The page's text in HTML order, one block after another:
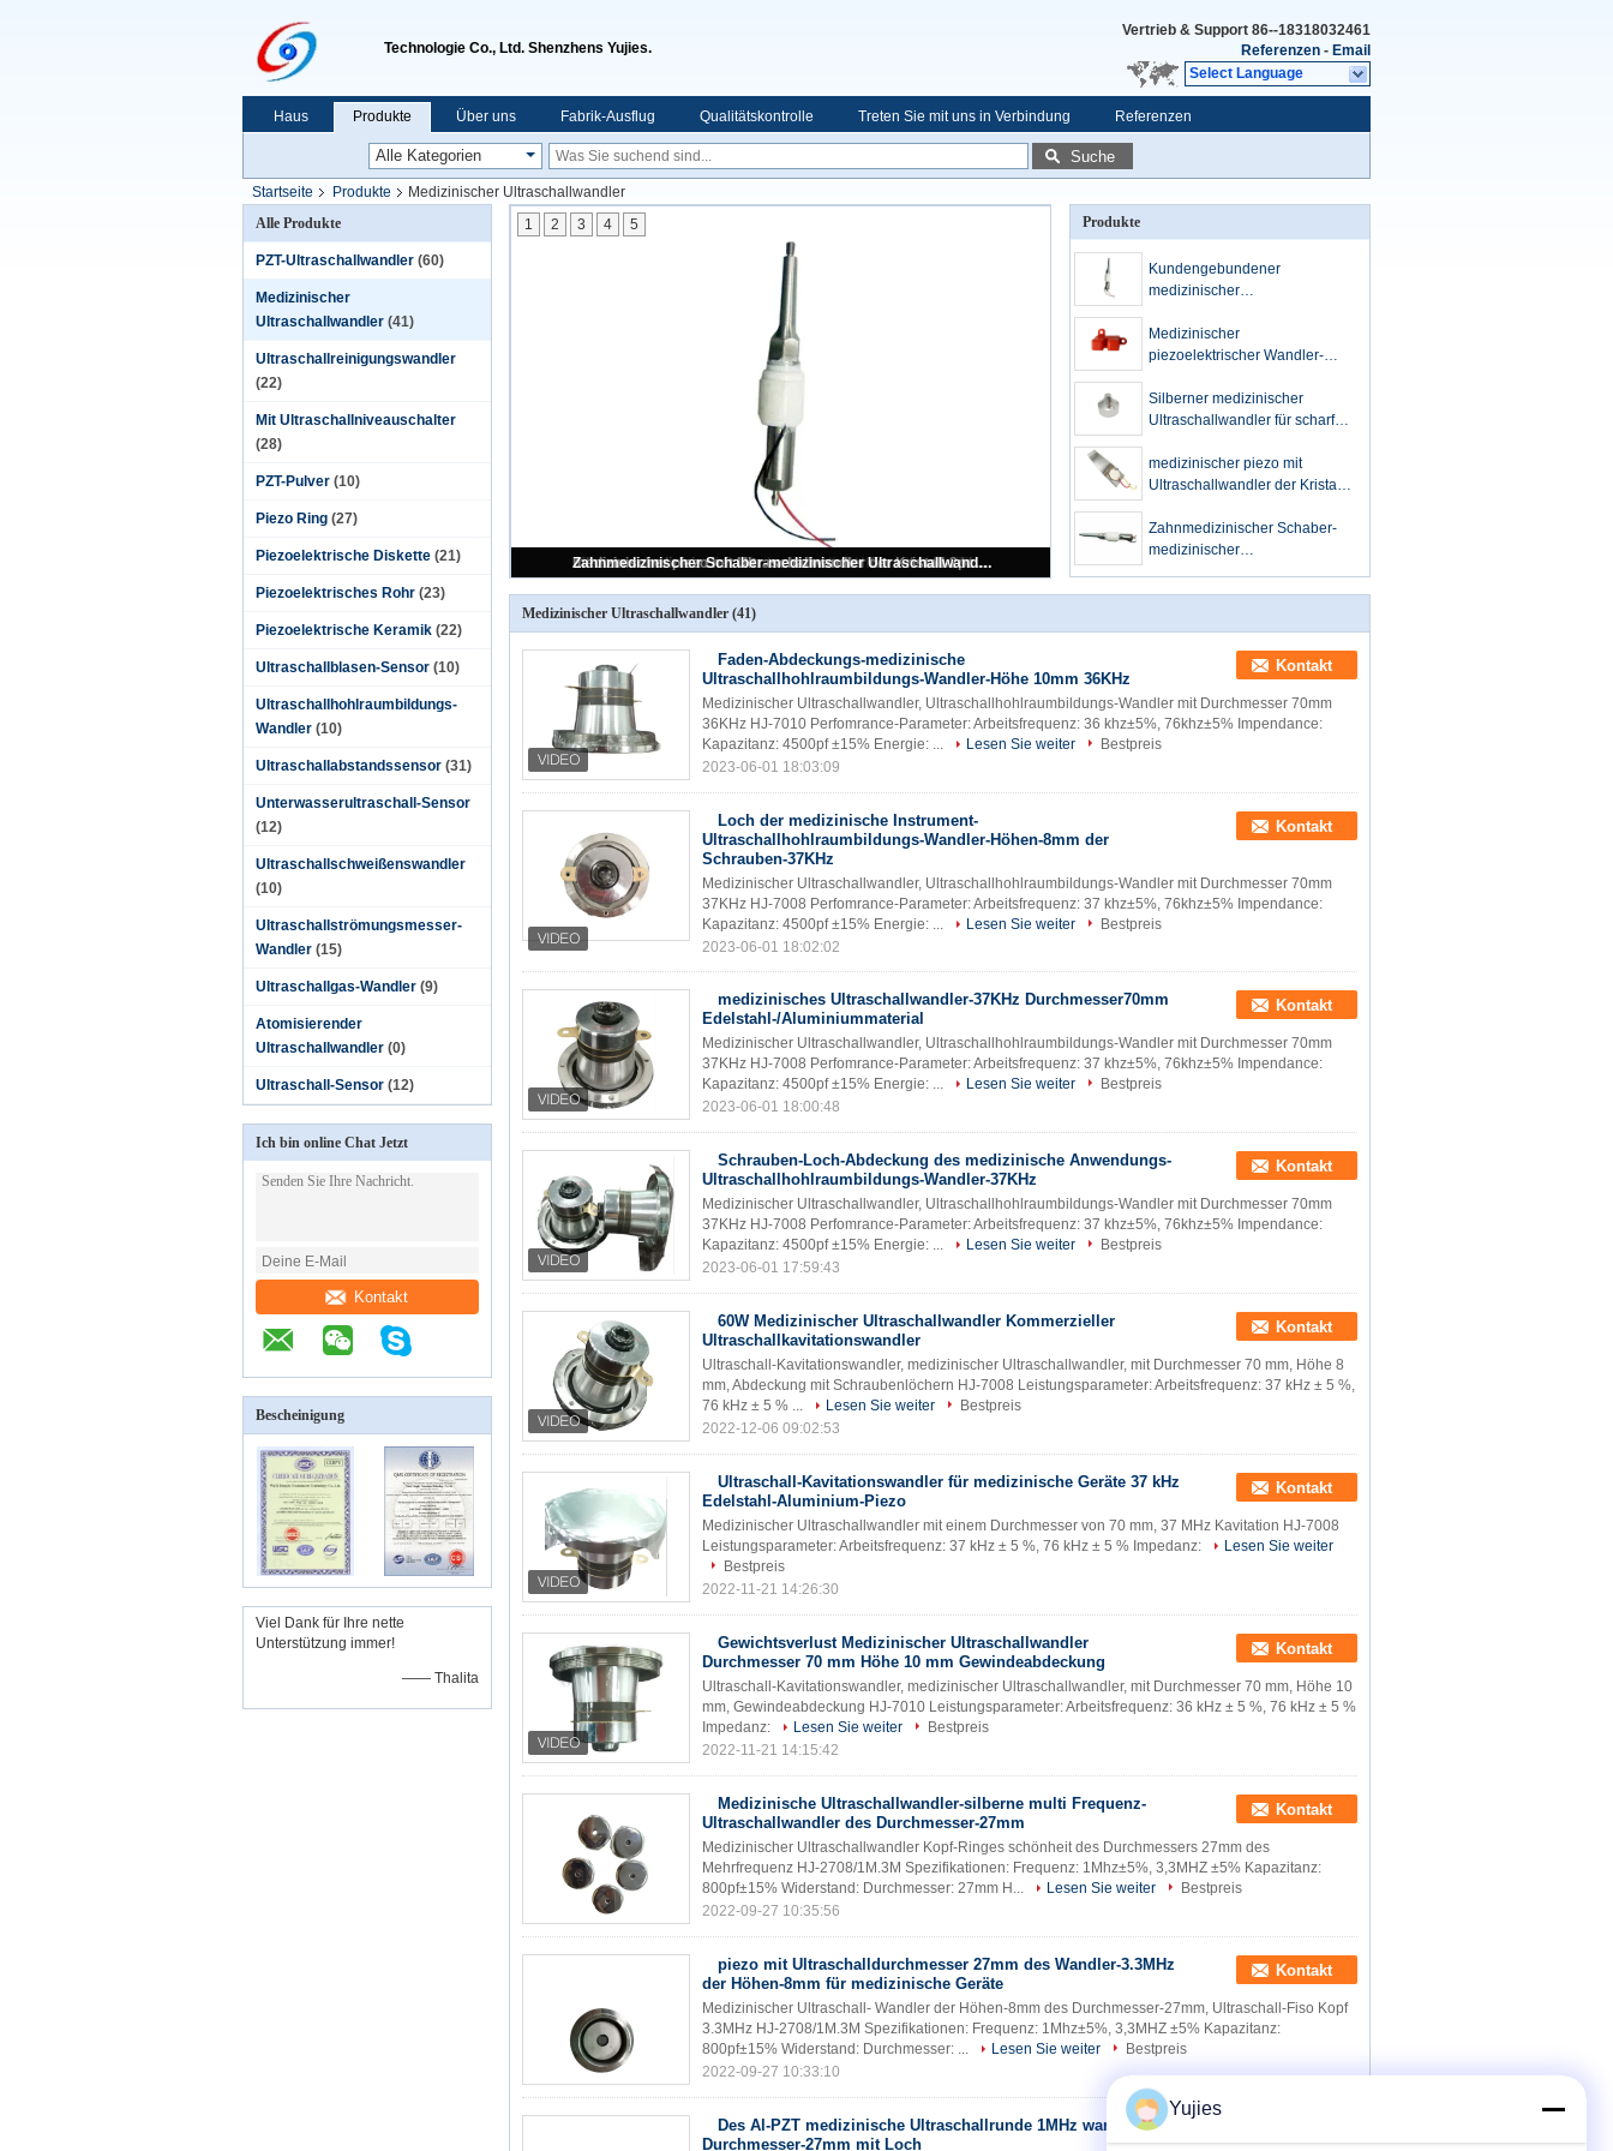
Technologie Co., Ltd. Shenzhens Yujies.
Vertrieb & Support 86--18318032461
Referenzen - Email
Select Language
Haus Produkte Über uns Fabrik-Ausflug Qualitätskontrolle Treten Sie mit uns in Verbindung Referenzen
Suche
Startseite Produkte
Medizinischer Ultraschallwandler
Alle Produkte
PZT-Ultraschallwandler (60)
Medizinischer
Ultraschallwandler (41)
Ultraschallreinigungswandler
(22)
Mit Ultraschallniveauschalter
(28)
PZT-Pulver (10)
Piezo Ring (27)
Piezoelektrische Diskette (21)
Piezoelektrisches Rohr (23)
Piezoelektrische Keramik (22)
Ultraschallblasen-Sensor (10)
Ultraschallhohlraumbildungs-
Wandler (10)
Ultraschallabstandssensor (31)
Unterwasserultraschall-Sensor
(12)
Ultraschallschweißenswandler
(10)
Ultraschallströmungsmesser-
Wandler (15)
Ultraschallgas-Wandler (9)
Atomisierender
Ultraschallwandler (0)
Ultraschall-Sensor (12)
Ich bin online Chat Jetzt
Kontakt
Bescheinigung
Viel Dank für Ihre nette
Unterstützung immer!
—— Thalita
Kundengebundener medizinischer Ultraschallwandler 34Khz für Therapie-Gerät-Schaber-Stock
1 2 3 4 5 Produkte
Kundengebundener
medizinischer
Therapie-Gerät-Schaber-Stock
Medizinischer
piezoelektrischer Wandler-
Ultraschall-Sensor
Silberner medizinischer
Ultraschallwandler für scharfen
1Mhz
medizinischer piezo mit
Ultraschallwandler der Kristall-
Hauptschönheits-Wäscher
Zahnmedizinischer Schaber-
medizinischer
Ultraschallwandler der hohen
Medizinischer Ultraschallwandler (41)
Faden-Abdeckungs-medizinische
Ultraschallhohlraumbildungs-Wandler-Höhe 10mm 36KHz
Kontakt
Medizinischer Ultraschallwandler, Ultraschallhohlraumbildungs-Wandler mit Durchmesser 70mm
36KHz HJ-7010 Perfomrance-Parameter: Arbeitsfrequenz: 36 khz±5%, 76khz±5% Impendance:
Kapazitanz: 4500pf ±15% Energie: ...
Lesen Sie weiter
Bestpreis
2023-06-01 18:03:09
Loch der medizinische Instrument-
Ultraschallhohlraumbildungs-Wandler-Höhen-8mm der
Schrauben-37KHz
Kontakt
Medizinischer Ultraschallwandler, Ultraschallhohlraumbildungs-Wandler mit Durchmesser 70mm
37KHz HJ-7008 Perfomrance-Parameter: Arbeitsfrequenz: 37 khz±5%, 76khz±5% Impendance:
Kapazitanz: 4500pf ±15% Energie: ...
Lesen Sie weiter
Bestpreis
2023-06-01 18:02:02
medizinisches Ultraschallwandler-37KHz Durchmesser70mm
Edelstahl-/Aluminiummaterial
Kontakt
Medizinischer Ultraschallwandler, Ultraschallhohlraumbildungs-Wandler mit Durchmesser 70mm
37KHz HJ-7008 Perfomrance-Parameter: Arbeitsfrequenz: 37 khz±5%, 76khz±5% Impendance:
Kapazitanz: 4500pf ±15% Energie: ...
Lesen Sie weiter
Bestpreis
2023-06-01 18:00:48
Schrauben-Loch-Abdeckung des medizinische Anwendungs-
Ultraschallhohlraumbildungs-Wandler-37KHz
Kontakt
Medizinischer Ultraschallwandler, Ultraschallhohlraumbildungs-Wandler mit Durchmesser 70mm
37KHz HJ-7008 Perfomrance-Parameter: Arbeitsfrequenz: 37 khz±5%, 76khz±5% Impendance:
Kapazitanz: 4500pf ±15% Energie: ...
Lesen Sie weiter
Bestpreis
2023-06-01 17:59:43
60W Medizinischer Ultraschallwandler Kommerzieller
Ultraschallkavitationswandler
Kontakt
Ultraschall-Kavitationswandler, medizinischer Ultraschallwandler, mit Durchmesser 70 mm, Höhe 8
mm, Abdeckung mit Schraubenlöchern HJ-7008 Leistungsparameter: Arbeitsfrequenz: 37 kHz ± 5 %,
76 kHz ± 5 % ...
Lesen Sie weiter
Bestpreis
2022-12-06 09:02:53
Ultraschall-Kavitationswandler für medizinische Geräte 37 kHz
Edelstahl-Aluminium-Piezo
Kontakt
Medizinischer Ultraschallwandler mit einem Durchmesser von 70 mm, 37 MHz Kavitation HJ-7008
Leistungsparameter: Arbeitsfrequenz: 37 kHz ± 5 %, 76 kHz ± 5 % Impedanz:
Lesen Sie weiter
Bestpreis
2022-11-21 14:26:30
Gewichtsverlust Medizinischer Ultraschallwandler
Durchmesser 70 mm Höhe 10 mm Gewindeabdeckung
Kontakt
Ultraschall-Kavitationswandler, medizinischer Ultraschallwandler, mit Durchmesser 70 mm, Höhe 10
mm, Gewindeabdeckung HJ-7010 Leistungsparameter: Arbeitsfrequenz: 36 kHz ± 5 %, 76 kHz ± 5 %
Impedanz:
Lesen Sie weiter
Bestpreis
2022-11-21 14:15:42
Medizinische Ultraschallwandler-silberne multi Frequenz-
Ultraschallwandler des Durchmesser-27mm
Kontakt
Medizinischer Ultraschallwandler Kopf-Ringes schönheit des Durchmessers 27mm des
Mehrfrequenz HJ-2708/1M.3M Spezifikationen: Frequenz: 1Mhz±5%, 3,3MHZ ±5% Kapazitanz:
800pf±15% Widerstand: Durchmesser: 27mm H...
Lesen Sie weiter
Bestpreis
2022-09-27 10:35:56
piezo mit Ultraschalldurchmesser 27mm des Wandler-3.3MHz
der Höhen-8mm für medizinische Geräte
Kontakt
Medizinischer Ultraschall- Wandler der Höhen-8mm des Durchmesser-27mm, Ultraschall-Fiso Kopf
3.3MHz HJ-2708/1M.3M Spezifikationen: Frequenz: 1Mhz±5%, 3,3MHZ ±5% Kapazitanz:
800pf±15% Widerstand: Durchmesser: ...
Lesen Sie weiter
Bestpreis
2022-09-27 10:33:10
Des Al-PZT medizinische Ultraschallrunde 1MHz wandler-des
Durchmesser-27mm mit Loch
Yujies